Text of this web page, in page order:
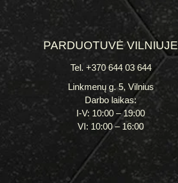
PARDUOTUVĖ VILNIUJE
Tel. +370 644 03 644
Linkmenų g. 5, Vilnius
Darbo laikas:
I-V: 10:00 – 19:00
VI: 10:00 – 16:00